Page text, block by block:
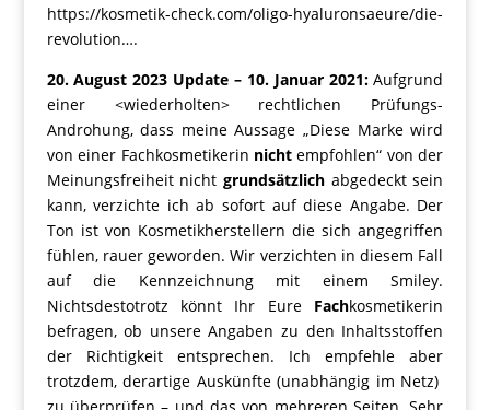
https://kosmetik-check.com/oligo-hyaluronsaeure/die-
revolution….
20. August 2023 Update – 10. Januar 2021:Aufgrund
einer <wiederholten> rechtlichen Prüfungs-
Androhung, dass meine Aussage „Diese Marke wird
von einer Fachkosmetikerin nicht empfohlen“ von der
Meinungsfreiheit nicht grundsätzlich abgedeckt sein
kann, verzichte ich ab sofort auf diese Angabe. Der
Ton ist von Kosmetikherstellern die sich angegriffen
fühlen, rauer geworden. Wir verzichten in diesem Fall
auf die Kennzeichnung mit einem Smiley.
Nichtsdestotrotz könnt Ihr Eure Fachkosmetikerin
befragen, ob unsere Angaben zu den Inhaltsstoffen
der Richtigkeit entsprechen. Ich empfehle aber
trotzdem, derartige Auskünfte (unabhängig im Netz)
zu überprüfen – und das von mehreren Seiten. Sehr